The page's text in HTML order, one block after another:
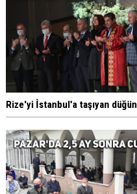
Rize'yi İstanbul'a taşıyan düğün